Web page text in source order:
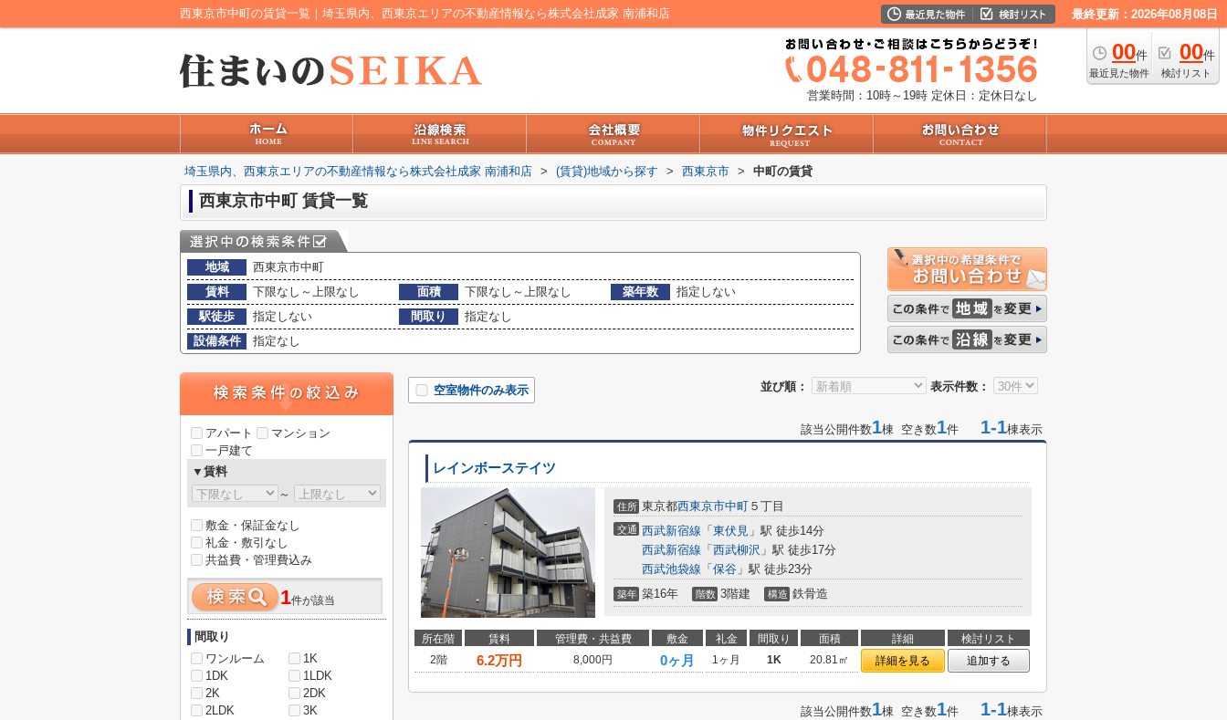
西東京市中町の賃貸一覧｜埼玉県内、西東京エリアの不動産情報なら株式会社成家 南浦和店 最終更新：2026年08月08日
00件
最近見た物件
00件
検討リスト
営業時間：10時～19時 定休日：定休日なし
埼玉県内、西東京エリアの不動産情報なら株式会社成家 南浦和店 > (賃貸)地域から探す > 西東京市 > 中町の賃貸
西東京市中町 賃貸一覧
地域
西東京市中町
賃料
下限なし～上限なし 面積 下限なし～上限なし 築年数
指定しない
駅徒歩
指定しない 間取り
指定なし
設備条件
指定なし
並び順： 表示件数：
空室物件のみ表示
該当公開件数1棟 空き数1件 1-1棟表示
レインボーステイツ
住所 東京都西東京市中町 ５丁目
交通 西武新宿線 「 東伏見 」駅 徒歩14分
西武新宿線 「 西武柳沢 」駅 徒歩17分
西武池袋線 「 保谷 」駅 徒歩23分
築年 築16年 階数 3階建 構造 鉄骨造
所在階 賃料 管理費・共益費 敷金 礼金 間取り 面積 詳細
検討リスト
2階
6.2万円 8,000円 0ヶ月 1ヶ月 1K 20.81㎡ 詳細を見る 追加する
該当公開件数1棟 空き数1件 1-1棟表示
アパート
マンション
一戸建て
▼賃料
～
敷金・保証金なし
礼金・敷引なし
共益費・管理費込み
1件が該当
間取り
ワンルーム
1K
1DK
1LDK
2K
2DK
2LDK
3K